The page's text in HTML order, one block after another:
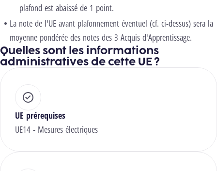
plafond est abaissé de 1 point.
La note de l'UE avant plafonnement éventuel (cf. ci-dessus) sera la
moyenne pondérée des notes des 3 Acquis d'Apprentissage.
Quelles sont les informations
administratives de cette UE ?
UE prérequises
UE14 - Mesures électriques